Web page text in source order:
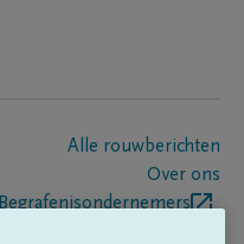
Alle rouwberichten
Over ons
Begrafenisondernemers